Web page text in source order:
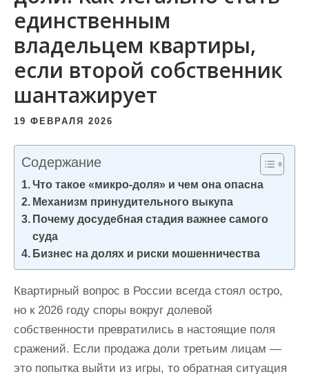
единственным
владельцем квартиры,
если второй собственник
шантажирует
19 ФЕВРАЛЯ 2026
Содержание
Что такое «микро-доля» и чем она опасна
Механизм принудительного выкупа
Почему досудебная стадия важнее самого
суда
Бизнес на долях и риски мошенничества
Квартирный вопрос в России всегда стоял остро,
но к 2026 году споры вокруг долевой
собственности превратились в настоящие поля
сражений. Если продажа доли третьим лицам —
это попытка выйти из игры, то обратная ситуация